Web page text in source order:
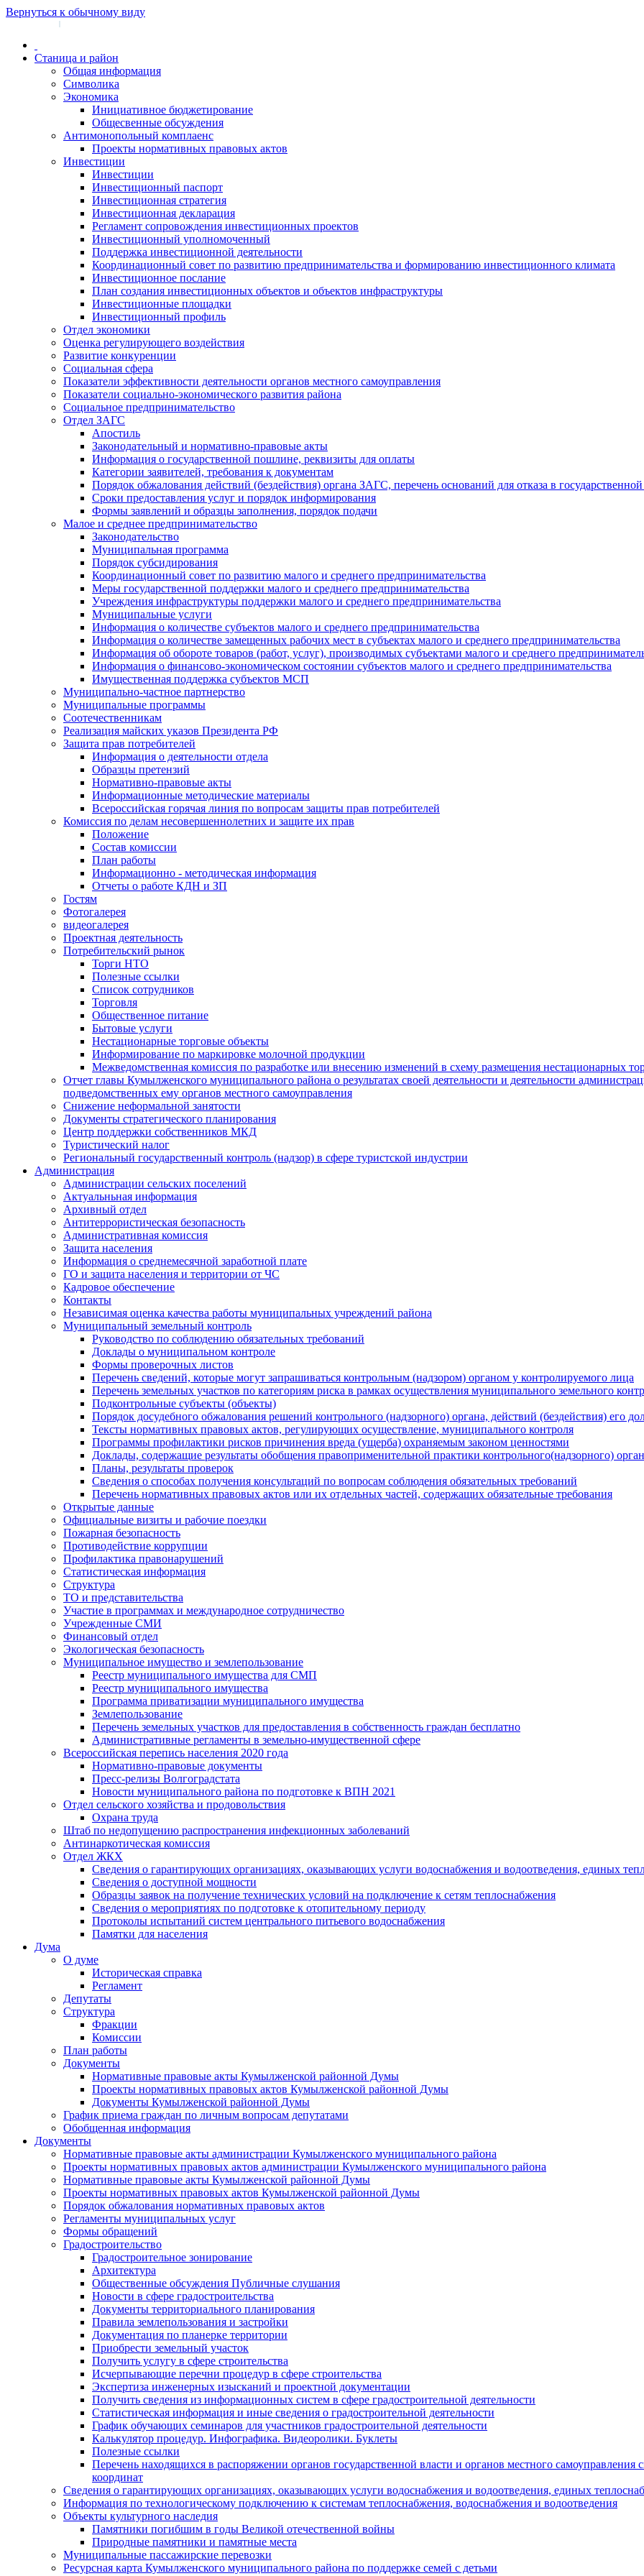
Вернуться к обычному виду
|
Станица и район
Общая информация
Символика
Экономика
Инициативное бюджетирование
Общесвенные обсуждения
Антимонопольный комплаенс
Проекты нормативных правовых актов
Инвестиции
Инвестиции
Инвестиционный паспорт
Инвестиционная стратегия
Инвестиционная декларация
Регламент сопровождения инвестиционных проектов
Инвестиционный уполномоченный
Поддержка инвестиционной деятельности
Координационный совет по развитию предпринимательства и формированию инвестиционного климата
Инвестиционное послание
План создания инвестиционных объектов и объектов инфраструктуры
Инвестиционные площадки
Инвестиционный профиль
Отдел экономики
Оценка регулирующего воздействия
Развитие конкуренции
Социальная сфера
Показатели эффективности деятельности органов местного самоуправления
Показатели социально-экономического развития района
Социальное предпринимательство
Отдел ЗАГС
Апостиль
Законодательный и нормативно-правовые акты
Информация о государственной пошлине, реквизиты для оплаты
Категории заявителей, требования к документам
Порядок обжалования действий (бездействия) органа ЗАГС, перечень оснований для отказа в
Сроки предоставления услуг и порядок информирования
Формы заявлений и образцы заполнения, порядок подачи
Малое и среднее предпринимательство
Законодательство
Муниципальная программа
Порядок субсидирования
Координационный совет по развитию малого и среднего предпринимательства
Меры государственной поддержки малого и среднего предпринимательства
Учреждения инфраструктуры поддержки малого и среднего предпринимательства
Муниципальные услуги
Информация о количестве субъектов малого и среднего предпринимательства
Информация о количестве замещенных рабочих мест в субъектах малого и среднего предпринимательства
Информация об обороте товаров (работ, услуг), производимых субъектами малого и среднего
Информация о финансово-экономическом состоянии субъектов малого и среднего предпринимательства
Имущественная поддержка субъектов МСП
Муниципально-частное партнерство
Муниципальные программы
Соотечественникам
Реализация майских указов Президента РФ
Защита прав потребителей
Информация о деятельности отдела
Образцы претензий
Нормативно-правовые акты
Информационные методические материалы
Всероссийская горячая линия по вопросам защиты прав потребителей
Комиссия по делам несовершеннолетних и защите их прав
Положение
Состав комиссии
План работы
Информационно - методическая информация
Отчеты о работе КДН и ЗП
Гостям
Фотогалерея
видеогалерея
Проектная деятельность
Потребительский рынок
Торги НТО
Полезные ссылки
Список сотрудников
Торговля
Общественное питание
Бытовые услуги
Нестационарные торговые объекты
Информирование по маркировке молочной продукции
Межведомственная комиссия по разработке или внесению изменений в схему размещения нестационарных
Отчет главы Кумылженского муниципального района о результатах своей деятельности и деятельности
подведомственных ему органов местного самоуправления
Снижение неформальной занятости
Документы стратегического планирования
Центр поддержки собственников МКД
Туристический налог
Региональный государственный контроль (надзор) в сфере туристской индустрии
Администрация
Администрации сельских поселений
Актуальньная информация
Архивный отдел
Антитеррористическая безопасность
Административная комиссия
Защита населения
Информация о среднемесячной заработной плате
ГО и защита населения и территории от ЧС
Кадровое обеспечение
Контакты
Независимая оценка качества работы муниципальных учреждений района
Муниципальный земельный контроль
Руководство по соблюдению обязательных требований
Доклады о муниципальном контроле
Формы проверочных листов
Перечень сведений, которые могут запрашиваться контрольным (надзором) органом у контролируемого лица
Перечень земельных участков по категориям риска в рамках осуществления муниципального земельного
Подконтрольные субъекты (объекты)
Порядок досудебного обжалования решений контрольного (надзорного) органа, действий (бездействия) его
Тексты нормативных правовых актов, регулирующих осуществление, муниципального контроля
Программы профилактики рисков причинения вреда (ущерба) охраняемым законом ценностями
Доклады, содержащие результаты обобщения правоприменительной практики контрольного(надзорного)
Планы, результаты проверок
Сведения о способах получения консультаций по вопросам соблюдения обязательных требований
Перечень нормативных правовых актов или их отдельных частей, содержащих обязательные требования
Открытые данные
Официальные визиты и рабочие поездки
Пожарная безопасность
Противодействие коррупции
Профилактика правонарушений
Статистическая информация
Структура
ТО и представительства
Участие в программах и международное сотрудничество
Учрежденные СМИ
Финансовый отдел
Экологическая безопасность
Муниципальное имущество и землепользование
Реестр муниципального имущества для СМП
Реестр муниципального имущества
Программа приватизации муниципального имущества
Землепользование
Перечень земельных участков для предоставления в собственность граждан бесплатно
Административные регламенты в земельно-имущественной сфере
Всероссийская перепись населения 2020 года
Нормативно-правовые документы
Пресс-релизы Волгоградстата
Новости муниципального района по подготовке к ВПН 2021
Отдел сельского хозяйства и продовольствия
Охрана труда
Штаб по недопущению распространения инфекционных заболеваний
Антинаркотическая комиссия
Отдел ЖКХ
Сведения о гарантирующих организациях, оказывающих услуги водоснабжения и водоотведения, единых
Сведения о доступной мощности
Образцы заявок на получение технических условий на подключение к сетям теплоснабжения
Сведения о мероприятиях по подготовке к отопительному периоду
Протоколы испытаний систем центрального питьевого водоснабжения
Памятки для населения
Дума
О думе
Историческая справка
Регламент
Депутаты
Структура
Фракции
Комиссии
План работы
Документы
Нормативные правовые акты Кумылженской районной Думы
Проекты нормативных правовых актов Кумылженской районной Думы
Документы Кумылженской районной Думы
График приема граждан по личным вопросам депутатами
Обобщенная информация
Документы
Нормативные правовые акты администрации Кумылженского муниципального района
Проекты нормативных правовых актов администрации Кумылженского муниципального района
Нормативные правовые акты Кумылженской районной Думы
Проекты нормативных правовых актов Кумылженской районной Думы
Порядок обжалования нормативных правовых актов
Регламенты муниципальных услуг
Формы обращений
Градостроительство
Градостроительное зонирование
Архитектура
Общественные обсуждения Публичные слушания
Новости в сфере градостроительства
Документы территориального планирования
Правила землепользования и застройки
Документация по планерке территории
Приобрести земельный участок
Получить услугу в сфере строительства
Исчерпывающие перечни процедур в сфере строительства
Экспертиза инженерных изысканий и проектной документации
Получить сведения из информационных систем в сфере градостроительной деятельности
Статистическая информация и иные сведения о градостроительной деятельности
График обучающих семинаров для участников градостроительной деятельности
Калькулятор процедур. Инфографика. Видеоролики. Буклеты
Полезные ссылки
Перечень находящихся в распоряжении органов государственной власти и органов местного
координат
Сведения о гарантирующих организациях, оказывающих услуги водоснабжения и водоотведения, единых
Информация по технологическому подключению к системам теплоснабжения, водоснабжения и водоотведения
Объекты культурного наследия
Памятники погибшим в годы Великой отечественной войны
Природные памятники и памятные места
Муниципальные пассажирские перевозки
Ресурсная карта Кумылженского муниципального района по поддержке семей с детьми